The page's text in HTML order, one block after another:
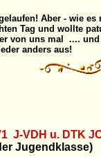
Aber - wie es
Tag und wollte
von uns mal .... und
anders aus!
J-VDH u. DTK
Jugendklasse)